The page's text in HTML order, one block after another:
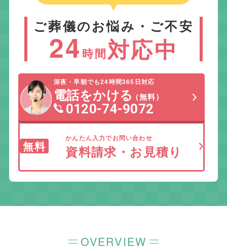
ご葬儀のお悩み・ご不安
24 時間対応中
深夜・早朝でも24時間365日対応
電話をかける（無料）
0120-74-9072
無料
かんたん入力でお問い合わせ
資料請求・お見積り
OVERVIEW